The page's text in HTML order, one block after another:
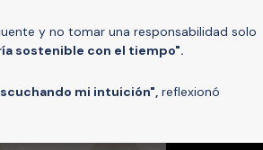
y no tomar una responsabilidad solo
sostenible con el tiempo".
mi intuición", reflexionó